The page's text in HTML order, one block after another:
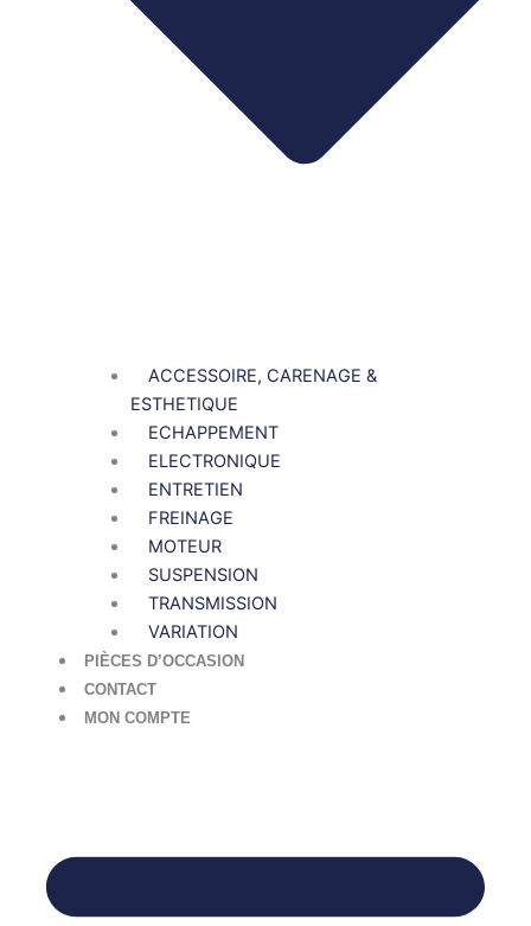
ACCESSOIRE, CARENAGE &
ESTHETIQUE
ECHAPPEMENT
ELECTRONIQUE
ENTRETIEN
FREINAGE
MOTEUR
SUSPENSION
TRANSMISSION
VARIATION
PIÈCES D’OCCASION
CONTACT
MON COMPTE